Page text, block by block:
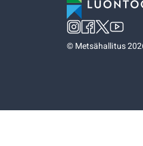
©Metsähallitus